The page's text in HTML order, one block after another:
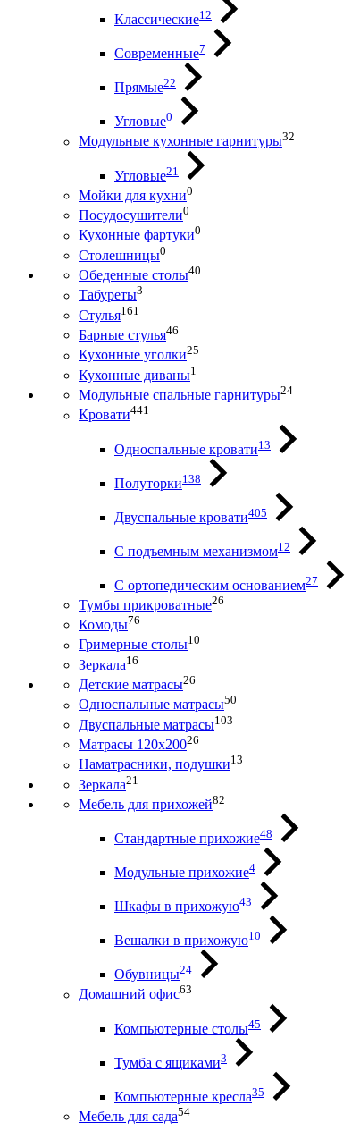
Классические12
Современные7
Прямые22
Угловые0
Модульные кухонные гарнитуры32
Угловые21
Мойки для кухни0
Посудосушители0
Кухонные фартуки0
Столешницы0
Обеденные столы40
Табуреты3
Стулья161
Барные стулья46
Кухонные уголки25
Кухонные диваны1
Модульные спальные гарнитуры24
Кровати441
Односпальные кровати13
Полуторки138
Двуспальные кровати405
С подъемным механизмом12
С ортопедическим основанием27
Тумбы прикроватные26
Комоды76
Гримерные столы10
Зеркала16
Детские матрасы26
Односпальные матрасы50
Двуспальные матрасы103
Матрасы 120х20026
Наматрасники, подушки13
Зеркала21
Мебель для прихожей82
Стандартные прихожие48
Модульные прихожие4
Шкафы в прихожую43
Вешалки в прихожую10
Обувницы24
Домашний офис63
Компьютерные столы45
Тумба с ящиками3
Компьютерные кресла35
Мебель для сада54